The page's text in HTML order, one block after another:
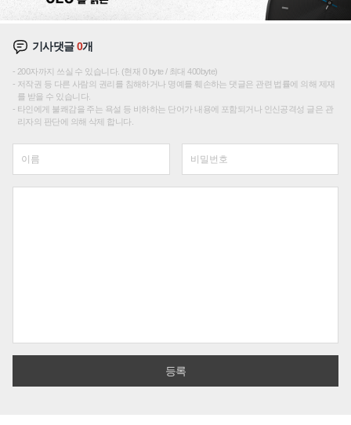
기사댓글0개
200자까지 쓰실 수 있습니다. (현재 0 byte / 최대 400byte)
저작권 등 다른 사람의 권리를 침해하거나 명예를 훼손하는 댓글은 관련 법률에 의해 제재
를 받을 수 있습니다.
타인에게 불쾌감을 주는 욕설 등 비하하는 단어가 내용에 포함되거나 인신공격성 글은 관
리자의 판단에 의해 삭제 합니다.